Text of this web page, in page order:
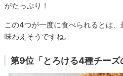
がたっぷり！
この4つが一度に食べられるとは、
味わえそうですね。
第9位「とろける4種チーズ